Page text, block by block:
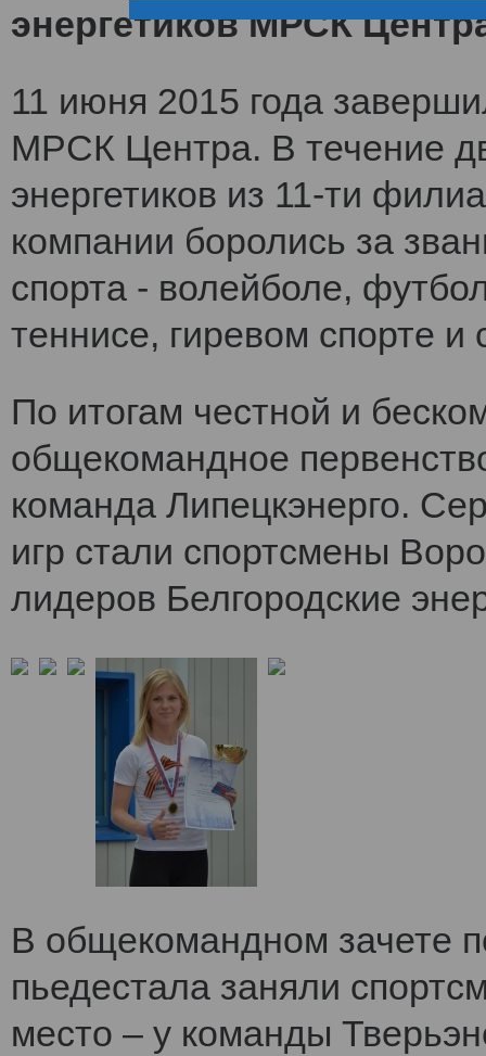
энергетиков МРСК
11 июня 2015 года
МРСК Центра. В течение
энергетиков из 11-ти
компании боролись за
спорта - волейболе,
теннисе, гиревом спорте и
По итогам честной и
общекомандное
команда Липецкэнерго.
игр стали спортсмены
лидеров Белгородские
В общекомандном зачете
пьедестала заняли
место – у команды